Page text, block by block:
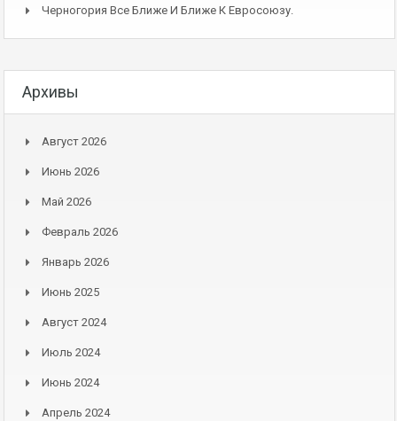
Черногория Все Ближе И Ближе К Евросоюзу.
Архивы
Август 2026
Июнь 2026
Май 2026
Февраль 2026
Январь 2026
Июнь 2025
Август 2024
Июль 2024
Июнь 2024
Апрель 2024